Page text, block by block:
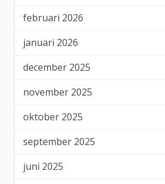
februari 2026
januari 2026
december 2025
november 2025
oktober 2025
september 2025
juni 2025